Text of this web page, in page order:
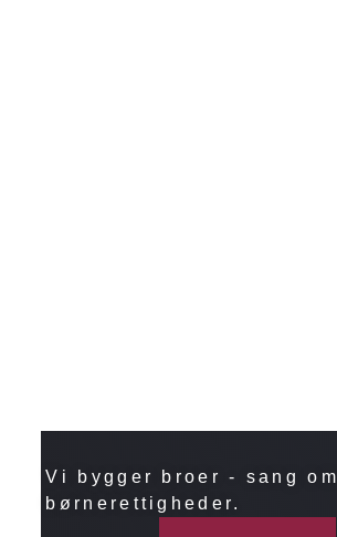
Vi bygger broer - sang om
børnerettigheder.